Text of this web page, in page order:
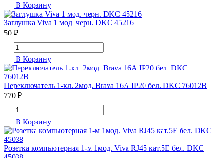
В Корзину
Заглушка Viva 1 мод. черн. DKC 45216
50 ₽
В Корзину
Переключатель 1-кл. 2мод. Brava 16А IP20 бел. DKC 76012B
770 ₽
В Корзину
Розетка компьютерная 1-м 1мод. Viva RJ45 кат.5E бел. DKC